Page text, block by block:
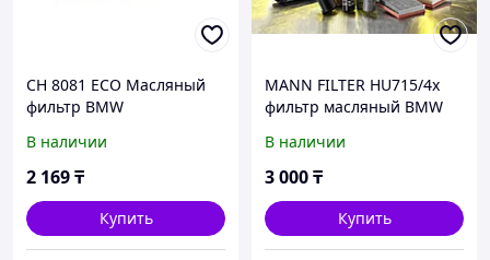
CH 8081 ECO Масляный
фильтр BMW
8(дв.M52) 1/95-
В наличии
2 169₸
Купить
MANN FILTER HU715/4x
фильтр масляный BMW
OE0024
В наличии
3 000₸
Купить